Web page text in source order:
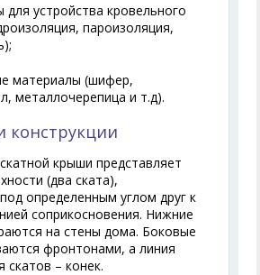
устройства кровельного
пароизоляция,
материалы (шифер,
металлочерепица и т.д).
конструкции
крыши представляет
(два ската),
определенным углом друг к
соприкосновения. Нижние
на стены дома. Боковые
фронтонами, а линия
скатов – конек.